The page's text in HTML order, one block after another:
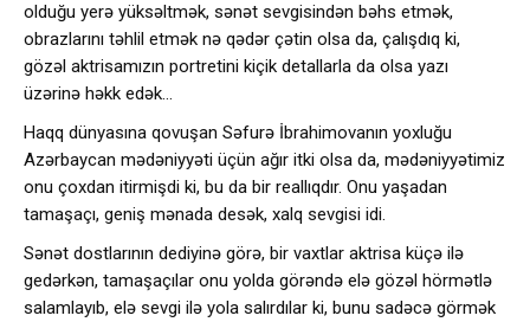
olduğu yerə yüksəltmək, sənət sevgisindən bəhs etmək,
obrazlarını təhlil etmək nə qədər çətin olsa da, çalışdıq ki,
gözəl aktrisamızın portretini kiçik detallarla da olsa yazı
üzərinə həkk edək…
Haqq dünyasına qovuşan Səfurə İbrahimovanın yoxluğu
Azərbaycan mədəniyyəti üçün ağır itki olsa da, mədəniyyətimiz
onu çoxdan itirmişdi ki, bu da bir reallıqdır. Onu yaşadan
tamaşaçı, geniş mənada desək, xalq sevgisi idi.
Sənət dostlarının dediyinə görə, bir vaxtlar aktrisa küçə ilə
gedərkən, tamaşaçılar onu yolda görəndə elə gözəl hörmətlə
salamlayıb, elə sevgi ilə yola salırdılar ki, bunu sadəcə görmək